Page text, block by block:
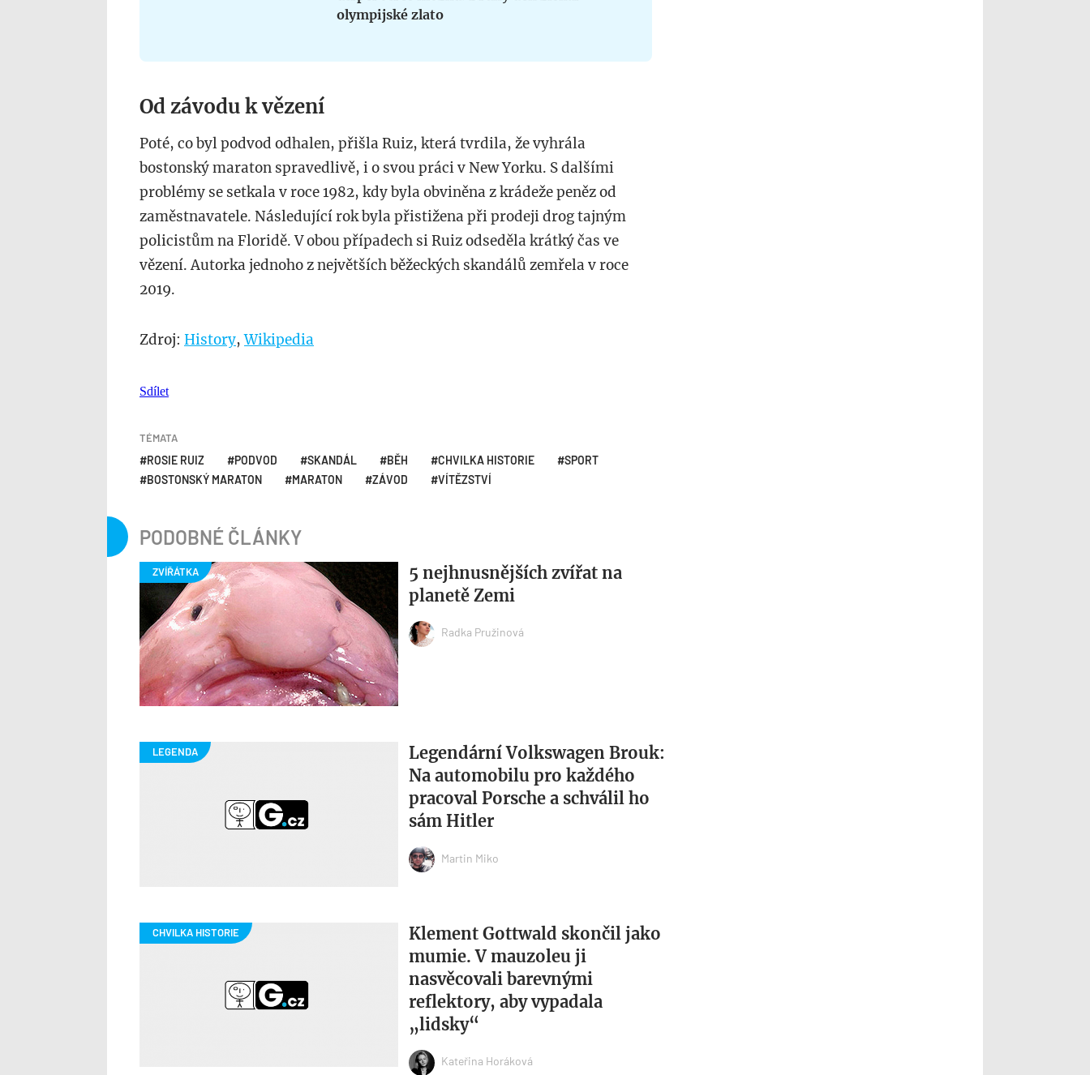
olympijské zlato
Od závodu k vězení
Poté, co byl podvod odhalen, přišla Ruiz, která tvrdila, že vyhrála
bostonský maraton spravedlivě, i o svou práci v New Yorku. S dalšími
problémy se setkala v roce 1982, kdy byla obviněna z krádeže peněz od
zaměstnavatele. Následující rok byla přistižena při prodeji drog tajným
policistům na Floridě. V obou případech si Ruiz odseděla krátký čas ve
vězení. Autorka jednoho z největších běžeckých skandálů zemřela v roce
2019.
Zdroj: History,Wikipedia
Sdílet
TÉMATA
ROSIE RUIZ PODVOD SKANDÁL BĚH CHVILKA HISTORIE
SPORT
BOSTONSKÝ MARATON
MARATON ZÁVOD VÍTĚZSTVÍ
PODOBNÉ ČLÁNKY
5 nejhnusnějších zvířat na
planetě Zemi
Radka Pružinová
Legendární Volkswagen Brouk:
Na automobilu pro každého
pracoval Porsche a schválil ho
sám Hitler
Martin Miko
Klement Gottwald skončil jako
mumie. V mauzoleu ji
nasvěcovali barevnými
reflektory, aby vypadala
„lidsky“
Kateřina Horáková